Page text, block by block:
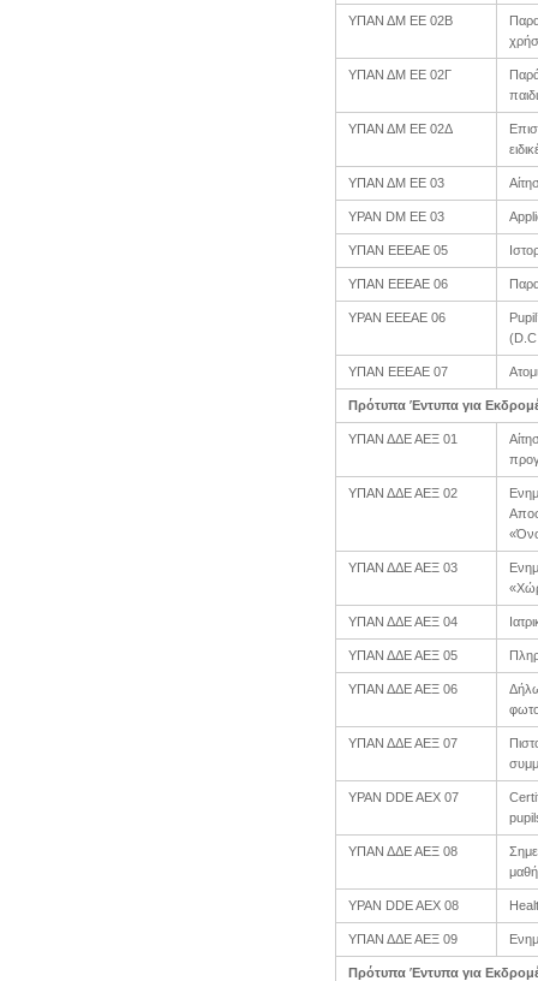
ΥΠΑΝ ΔΜ ΕΕ 02Β
ΥΠΑΝ ΔΜ ΕΕ 02Γ
ΥΠΑΝ ΔΜ ΕΕ 02Δ
ΥΠΑΝ ΔΜ ΕΕ 03
YPAN DM EE 03
ΥΠΑΝ ΕΕΕΑΕ 05
ΥΠΑΝ ΕΕΕΑΕ 06
YPAN EEEAE 06
ΥΠΑΝ ΕΕΕΑΕ 07
Πρότυπα Έντυπα για
ΥΠΑΝ ΔΔΕ ΑΕΞ 01
ΥΠΑΝ ΔΔΕ ΑΕΞ 02
ΥΠΑΝ ΔΔΕ ΑΕΞ 03
ΥΠΑΝ ΔΔΕ ΑΕΞ 04
ΥΠΑΝ ΔΔΕ ΑΕΞ 05
ΥΠΑΝ ΔΔΕ ΑΕΞ 06
ΥΠΑΝ ΔΔΕ ΑΕΞ 07
YPAN DDE AEX 07
ΥΠΑΝ ΔΔΕ ΑΕΞ 08
YPAN DDE AEX 08
ΥΠΑΝ ΔΔΕ ΑΕΞ 09
Πρότυπα Έντυπα για